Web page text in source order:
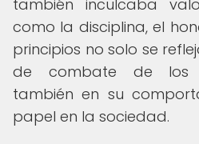
también inculcaba
como la disciplina, el
principios no solo se
de combate de los
también en su
papel en la sociedad.